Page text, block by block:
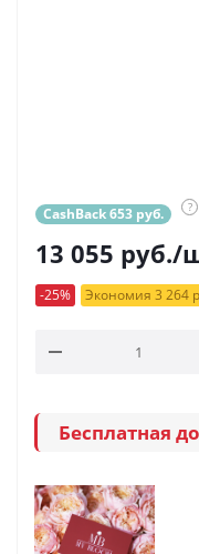
CashBack 653 руб. ?
13 055 руб./
-25% Экономия 3 264
Бесплатная